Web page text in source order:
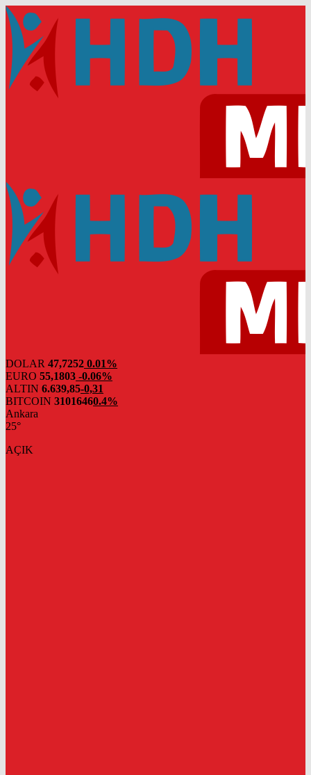
DOLAR 47,7252 0.01%
EURO 55,1803 -0.06%
ALTIN 6.639,85-0,31
BITCOIN 31016460.4%
Ankara
25°
AÇIK